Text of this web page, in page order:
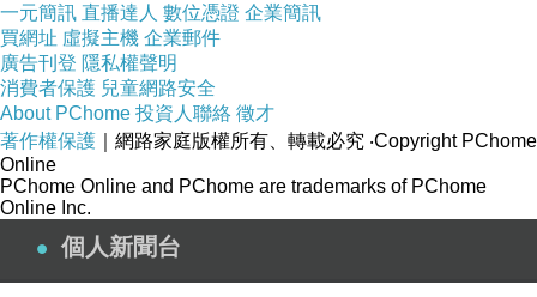
一元簡訊 直播達人 數位憑證 企業簡訊
買網址 虛擬主機 企業郵件
廣告刊登 隱私權聲明
消費者保護 兒童網路安全
About PChome 投資人聯絡 徵才
著作權保護 ｜網路家庭版權所有、轉載必究 ‧Copyright PChome
Online
PChome Online and PChome are trademarks of PChome
Online Inc.
個人新聞台